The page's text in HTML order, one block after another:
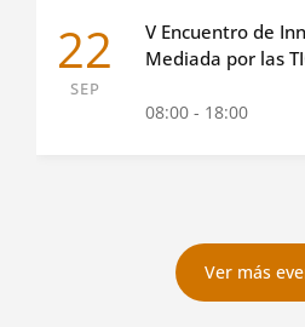
22
SEP
V Encuentro de
Mediada por las
08:00 - 18:00
Ver más